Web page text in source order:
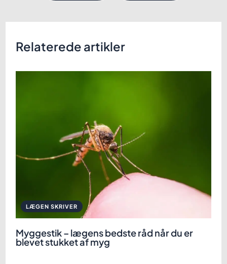
Relaterede artikler
Myggestik – lægens bedste råd når du er
blevet stukket af myg
LÆGEN SKRIVER